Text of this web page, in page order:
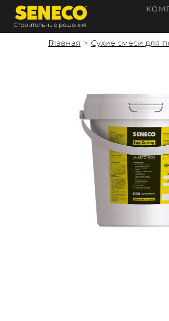
Строительные решения
Главная > Сухие смеси для